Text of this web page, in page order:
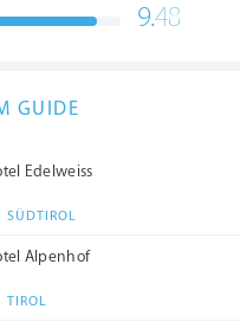
9.48
GUIDE
Edelweiss
SÜDTIROL
Alpenhof
TIROL